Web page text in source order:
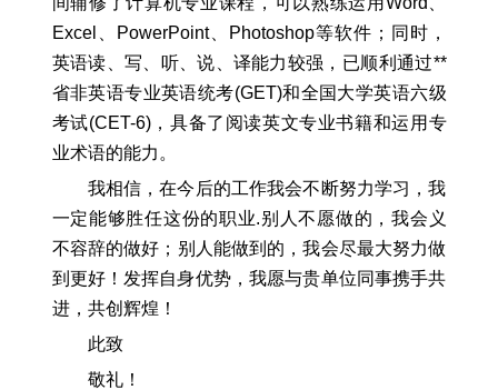
Excel、PowerPoint、Photoshop等软件；同时，
英语读、写、听、说、译能力较强，已顺利通过**
省非英语专业英语统考(GET)和全国大学英语六级
考试(CET-6)，具备了阅读英文专业书籍和运用专
业术语的能力。
我相信，在今后的工作我会不断努力学习，我
一定能够胜任这份的职业.别人不愿做的，我会义
不容辞的做好；别人能做到的，我会尽最大努力做
到更好！发挥自身优势，我愿与贵单位同事携手共
进，共创辉煌！
此致
敬礼！